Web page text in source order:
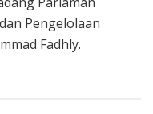
Pengelolaan
Fadhly.